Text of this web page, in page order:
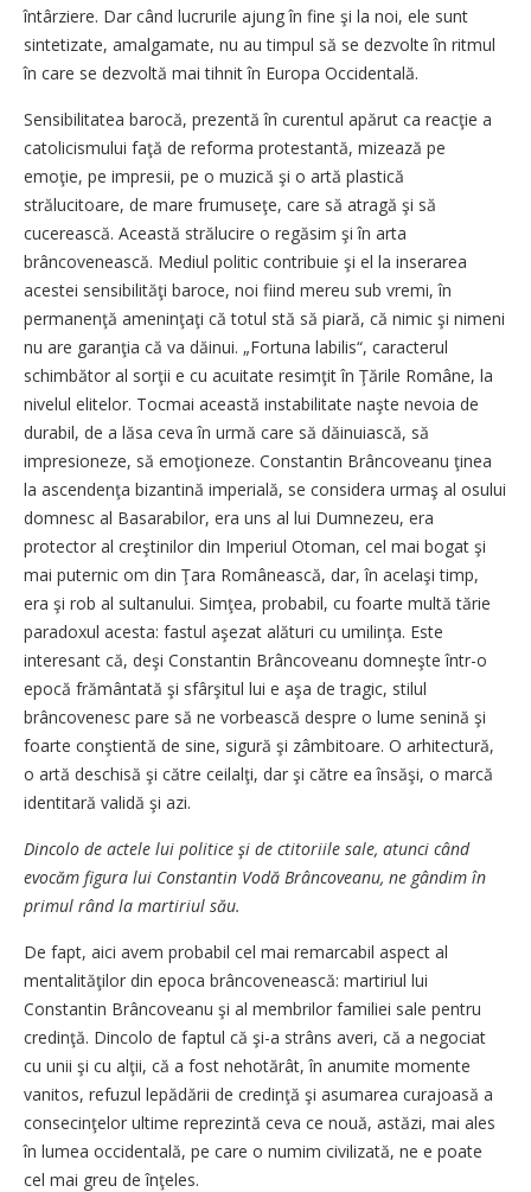
întârziere. Dar când lucrurile ajung în fine şi la noi, ele sunt
sintetizate, amalgamate, nu au timpul să se dezvolte în ritmul
în care se dezvoltă mai tihnit în Europa Occidentală.
Sensibilitatea barocă, prezentă în curentul apărut ca reacţie a
catolicismului faţă de reforma protestantă, mizează pe
emoţie, pe impresii, pe o muzică şi o artă plastică
strălucitoare, de mare frumuseţe, care să atragă şi să
cucerească. Această strălucire o regăsim şi în arta
brâncovenească. Mediul politic contribuie şi el la inserarea
acestei sensibilităţi baroce, noi fiind mereu sub vremi, în
permanenţă ameninţaţi că totul stă să piară, că nimic şi nimeni
nu are garanţia că va dăinui. „Fortuna labilis“, caracterul
schimbător al sorţii e cu acuitate resimţit în Ţările Române, la
nivelul elitelor. Tocmai această instabilitate naşte nevoia de
durabil, de a lăsa ceva în urmă care să dăinuiască, să
impresioneze, să emoţioneze. Constantin Brâncoveanu ţinea
la ascendenţa bizantină imperială, se considera urmaş al osului
domnesc al Basarabilor, era uns al lui Dumnezeu, era
protector al creştinilor din Imperiul Otoman, cel mai bogat şi
mai puternic om din Ţara Românească, dar, în acelaşi timp,
era şi rob al sultanului. Simţea, probabil, cu foarte multă tărie
paradoxul acesta: fastul aşezat alături cu umilinţa. Este
interesant că, deşi Constantin Brâncoveanu domneşte într-o
epocă frământată şi sfârşitul lui e aşa de tragic, stilul
brâncovenesc pare să ne vorbească despre o lume senină şi
foarte conştientă de sine, sigură şi zâmbitoare. O arhitectură,
o artă deschisă şi către ceilalţi, dar şi către ea însăşi, o marcă
identitară validă şi azi.
Dincolo de actele lui politice şi de ctitoriile sale, atunci când
evocăm figura lui Constantin Vodă Brâncoveanu, ne gândim în
primul rând la martiriul său.
De fapt, aici avem probabil cel mai remarcabil aspect al
mentalităţilor din epoca brâncovenească: martiriul lui
Constantin Brâncoveanu şi al membrilor familiei sale pentru
credinţă. Dincolo de faptul că şi-a strâns averi, că a negociat
cu unii şi cu alţii, că a fost nehotărât, în anumite momente
vanitos, refuzul lepădării de credinţă şi asumarea curajoasă a
consecinţelor ultime reprezintă ceva ce nouă, astăzi, mai ales
în lumea occidentală, pe care o numim civilizată, ne e poate
cel mai greu de înţeles.